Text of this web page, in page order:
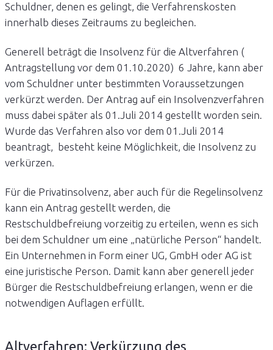
Schuldner, denen es gelingt, die Verfahrenskosten
innerhalb dieses Zeitraums zu begleichen.
Generell beträgt die Insolvenz für die Altverfahren (
Antragstellung vor dem 01.10.2020) 6 Jahre, kann aber
vom Schuldner unter bestimmten Voraussetzungen
verkürzt werden. Der Antrag auf ein Insolvenzverfahren
muss dabei später als 01.Juli 2014 gestellt worden sein.
Wurde das Verfahren also vor dem 01.Juli 2014
beantragt, besteht keine Möglichkeit, die Insolvenz zu
verkürzen.
Für die Privatinsolvenz, aber auch für die Regelinsolvenz
kann ein Antrag gestellt werden, die
Restschuldbefreiung vorzeitig zu erteilen, wenn es sich
bei dem Schuldner um eine „natürliche Person“ handelt.
Ein Unternehmen in Form einer UG, GmbH oder AG ist
eine juristische Person. Damit kann aber generell jeder
Bürger die Restschuldbefreiung erlangen, wenn er die
notwendigen Auflagen erfüllt.
Altverfahren: Verkürzung des